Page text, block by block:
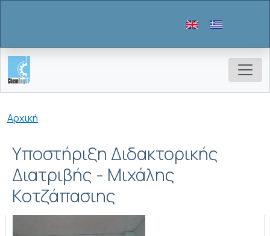
Breadcrumb
Αρχική
Υποστήριξη Διδακτορικής
Διατριβής - Μιχάλης
Κοτζάπασιης